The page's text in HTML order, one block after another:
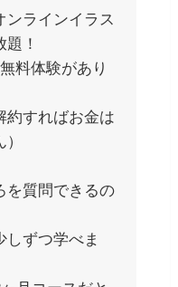
ンラインイラス
題！
料体験があり
約すればお金は
を質問できるの
しずつ学べま